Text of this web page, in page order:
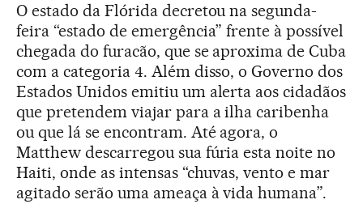
O estado da Flórida decretou na segunda-
feira “estado de emergência” frente à possível
chegada do furacão, que se aproxima de Cuba
com a categoria 4. Além disso, o Governo dos
Estados Unidos emitiu um alerta aos cidadãos
que pretendem viajar para a ilha caribenha
ou que lá se encontram. Até agora, o
Matthew descarregou sua fúria esta noite no
Haiti, onde as intensas “chuvas, vento e mar
agitado serão uma ameaça à vida humana”.